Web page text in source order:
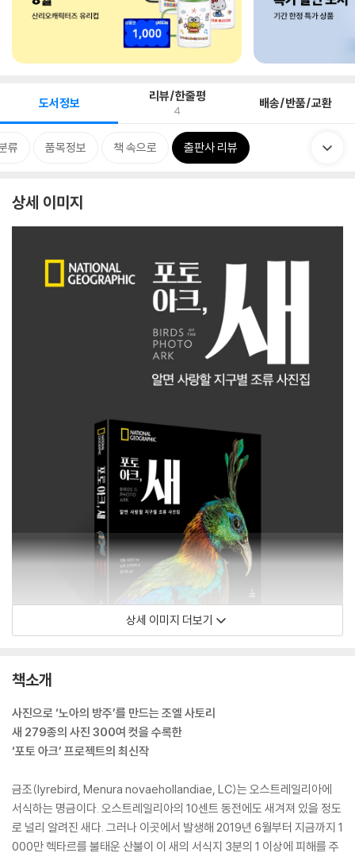
도서정보 리뷰/한줄평
4 배송/반품/교환
류 품목정보 책 속으로 출판사 리뷰
상세 이미지
상세 이미지 더보기
책소개
사진으로 ‘노아의 방주’를 만드는 조엘 사토리
새 279종의 사진 300여 컷을 수록한
‘포토 아크’ 프로젝트의 최신작
금조(lyrebird, Menura novaehollandiae, LC)는 오스트레일리아에
서식하는 명금이다. 오스트레일리아의 10센트 동전에도 새겨져 있을 정도
로 널리 알려진 새다. 그러나 이곳에서 발생해 2019년 6월부터 지금까지 1
000만 헥타르를 불태운 산불이 이 새의 서식지 3분의 1 이상에 피해를 주